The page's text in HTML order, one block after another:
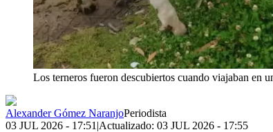
Los terneros fueron descubiertos cuando viajaban en
Alexander Gómez NaranjoPeriodista
03 JUL 2026 - 17:51 |Actualizado: 03 JUL 2026 - 17:55